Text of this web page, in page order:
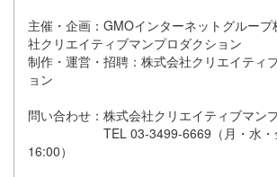
主催・企画：GMOインターネットグルー
社クリエイティブマンプロダクション
制作・運営・招聘：株式会社クリエイティ
ョン
問い合わせ：株式会社クリエイティブマン
TEL 03-3499-6669（月・水・金
16:00）